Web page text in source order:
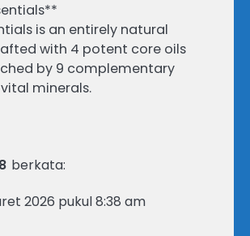
is an entirely natural
with 4 potent core oils
by 9 complementary
minerals.
berkata:
2026 pukul 8:38 am